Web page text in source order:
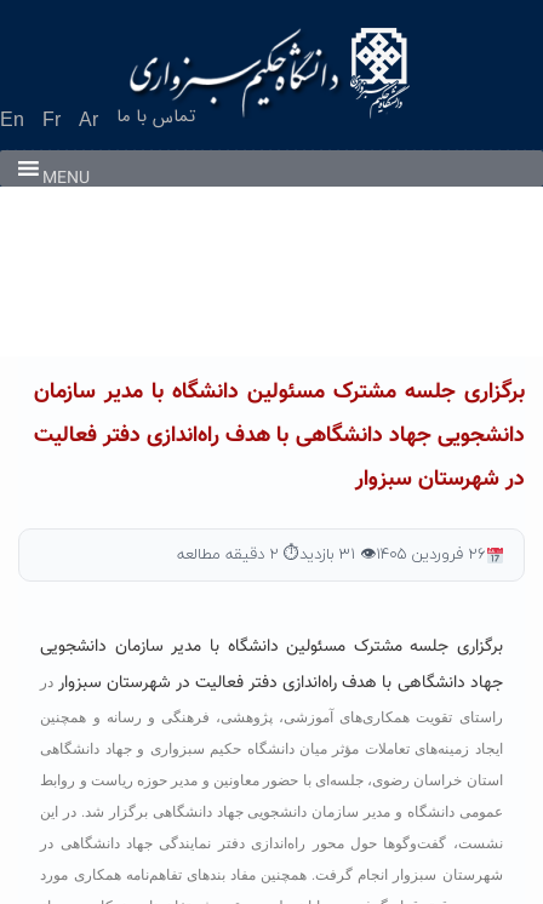
En Fr Ar تماس با ما
MENU
برگزاری جلسه مشترک مسئولین دانشگاه با مدیر سازمان
دانشجویی جهاد دانشگاهی با هدف راه‌اندازی دفتر فعالیت
در شهرستان سبزوار
۲۶ فروردین ۱۴۰۵ 👁 ۳۱ بازدید ⏱ ۲ دقیقه مطالعه
برگزاری جلسه مشترک مسئولین دانشگاه با مدیر سازمان دانشجویی
جهاد دانشگاهی با هدف راه‌اندازی دفتر فعالیت در شهرستان سبزوار در
راستای تقویت همکاری‌های آموزشی، پژوهشی، فرهنگی و رسانه و همچنین
ایجاد زمینه‌های تعاملات مؤثر میان دانشگاه حکیم سبزواری و جهاد دانشگاهی
استان خراسان رضوی، جلسه‌ای با حضور معاونین و مدیر حوزه ریاست و روابط
عمومی دانشگاه و مدیر سازمان دانشجویی جهاد دانشگاهی برگزار شد. در این
نشست، گفت‌وگوها حول محور راه‌اندازی دفتر نمایندگی جهاد دانشگاهی در
شهرستان سبزوار انجام گرفت. همچنین مفاد بندهای تفاهم‌نامه همکاری مورد